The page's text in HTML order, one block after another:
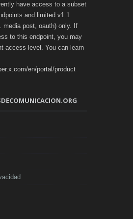
have access to a subset
and limited v1.1
media post, oauth) only. If
to this endpoint, you may
access level. You can learn
en/portal/product